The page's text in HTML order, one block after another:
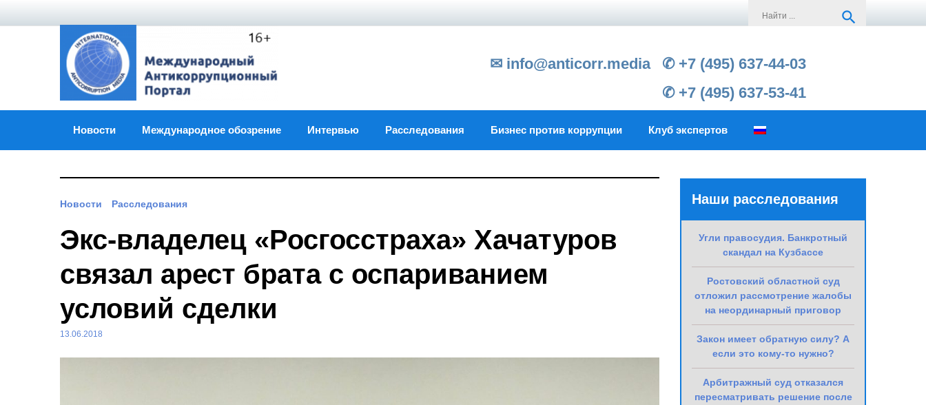
search
✉ info@anticorr.media
✆ +7 (495) 637-44-03
✆ +7 (495) 637-53-41
Новости Международное обозрение Интервью Расследования Бизнес против коррупции Клуб экспертов
Новости Расследования
Экс-владелец «Росгосстраха» Хачатуров
связал арест брата с оспариванием
условий сделки
13.06.2018
Наши расследования
Угли правосудия. Банкротный
скандал на Кузбассе
Ростовский областной суд
отложил рассмотрение жалобы
на неординарный приговор
Закон имеет обратную силу? А
если это кому-то нужно?
Арбитражный суд отказался
пересматривать решение после